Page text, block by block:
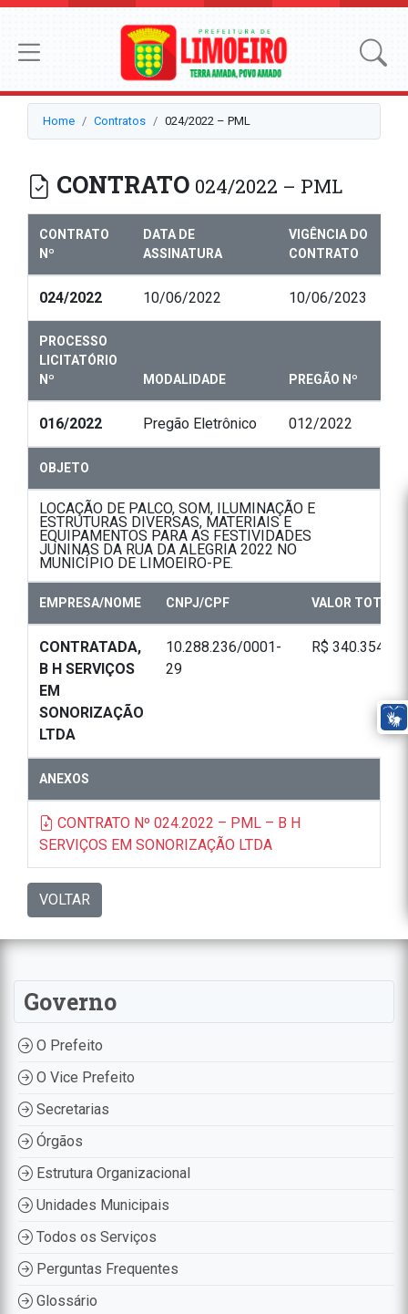
Home Contratos 024/2022 – PML
CONTRATO 024/2022 – PML
CONTRATO
Nº
DATA DE
ASSINATURA
VIGÊNCIA DO
CONTRATO
024/2022 10/06/2022 10/06/2023
PROCESSO
LICITATÓRIO
Nº
MODALIDADE PREGÃO Nº
016/2022 Pregão Eletrônico 012/2022
OBJETO
LOCAÇÃO DE PALCO, SOM, ILUMINAÇÃO E
ESTRUTURAS DIVERSAS, MATERIAIS E
EQUIPAMENTOS PARA AS FESTIVIDADES
JUNINAS DA RUA DA ALEGRIA 2022 NO
MUNICÍPIO DE LIMOEIRO-PE.
EMPRESA/NOME CNPJ/CPF VALOR TOTAL
CONTRATADA,
B H SERVIÇOS
EM
SONORIZAÇÃO
LTDA
10.288.236/0001-
29
R$ 340.354,00
ANEXOS
CONTRATO Nº 024.2022 – PML – B H
SERVIÇOS EM SONORIZAÇÃO LTDA
VOLTAR
Governo
O Prefeito
O Vice Prefeito
Secretarias
Órgãos
Estrutura Organizacional
Unidades Municipais
Todos os Serviços
Perguntas Frequentes
Glossário